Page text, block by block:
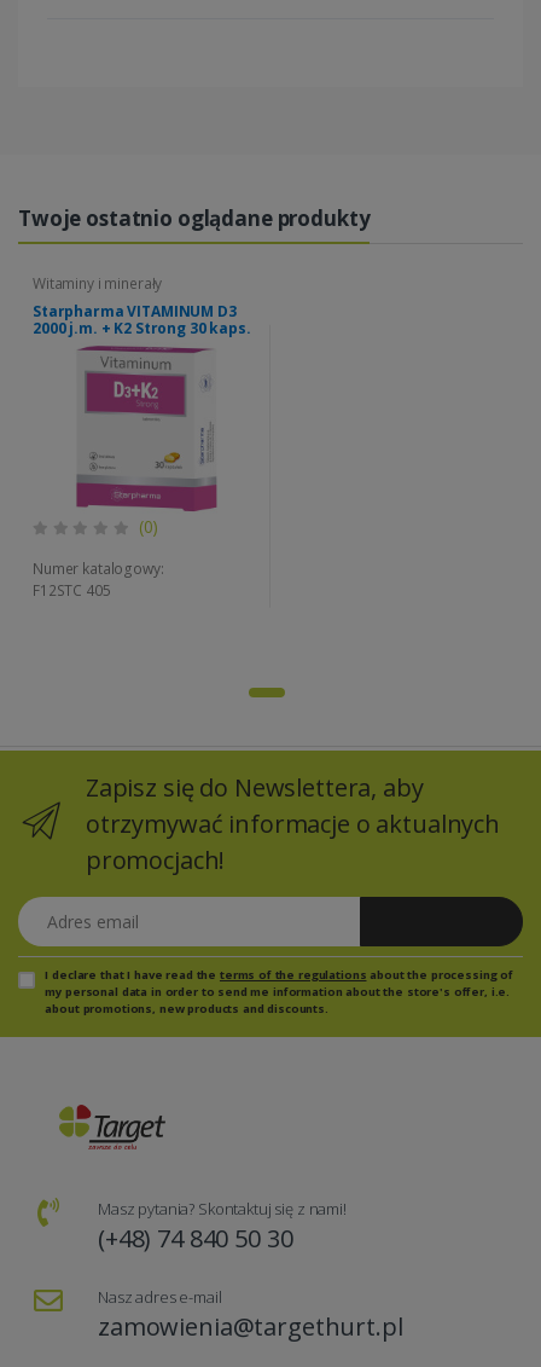
Twoje ostatnio oglądane produkty
Witaminy i minerały
Starpharma VITAMINUM D3
2000 j.m. + K2 Strong 30 kaps.
(0)
Numer katalogowy:
F12STC 405
Zapisz się do Newslettera, aby
otrzymywać informacje o aktualnych
promocjach!
Adres email
I declare that I have read the terms of the regulations about the processing of
my personal data in order to send me information about the store's offer, i.e.
about promotions, new products and discounts.
Masz pytania? Skontaktuj się z nami!
(+48) 74 840 50 30
Nasz adres e-mail
zamowienia@targethurt.pl